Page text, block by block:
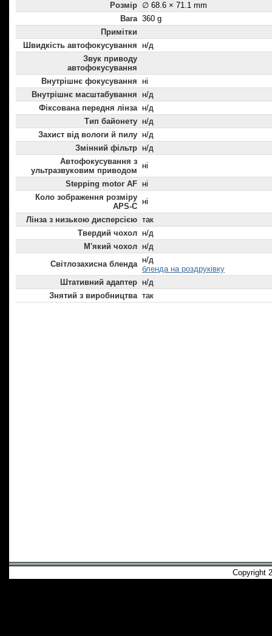
Розмір ∅ 68.6 × 71.1 mm
Вага 360 g
Примітки
Швидкість автофокусування н/д
Звук приводу
автофокусування
Внутрішнє фокусування ні
Внутрішнє масштабування
н/д
Фіксована передня лінза н/д
Тип байонету н/д
Захист від вологи й пилу н/д
Змінний фільтр н/д
Автофокусування з
ультразвуковим приводом
ні
Stepping motor AF ні
Коло зображення розміру
APS-C
ні
Лінза з низькою дисперсією так
Твердий чохол н/д
М'який чохол н/д
Світлозахисна бленда н/д
бленда на роздруківку
Штативний адаптер н/д
Знятий з виробництва так
Copyright